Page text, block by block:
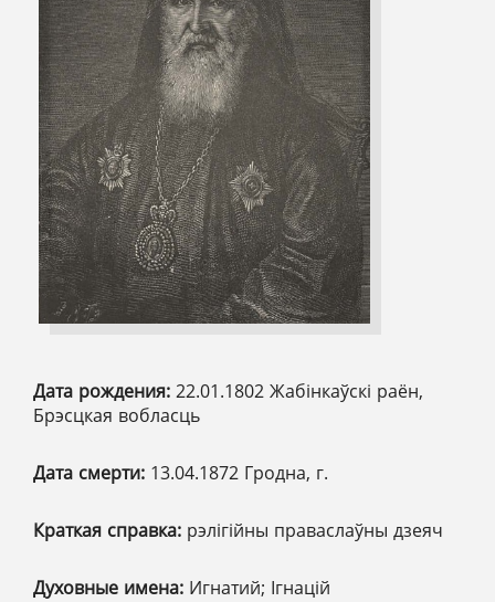
Дата рождения: 22.01.1802 Жабінкаўскі раён,
Брэсцкая вобласць
Дата смерти: 13.04.1872 Гродна, г.
Краткая справка: рэлігійны праваслаўны дзеяч
Духовные имена: Игнатий; Ігнацій